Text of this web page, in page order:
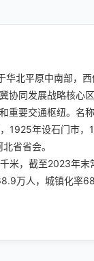
北平原中南部，西
协同发展战略核心
重要交通枢纽。名
，1925年设石门市
省省会。
米，截至2023年末
万人，城镇化率